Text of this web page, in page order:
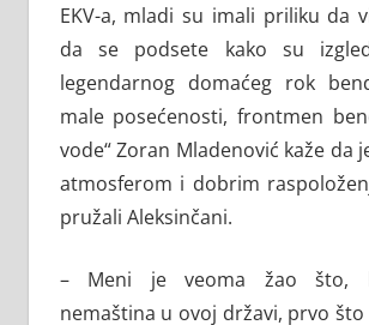
EKV-a, mladi su imali priliku da
da se podsete kako su
legendarnog domaćeg rok
male posećenosti, frontmen
vode“ Zoran Mladenović kaže da
atmosferom i dobrim
pružali Aleksinčani.
– Meni je veoma žao što,
nemaština u ovoj državi, prvo